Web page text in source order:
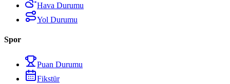
Hava Durumu
Yol Durumu
Spor
Puan Durumu
Fikstür